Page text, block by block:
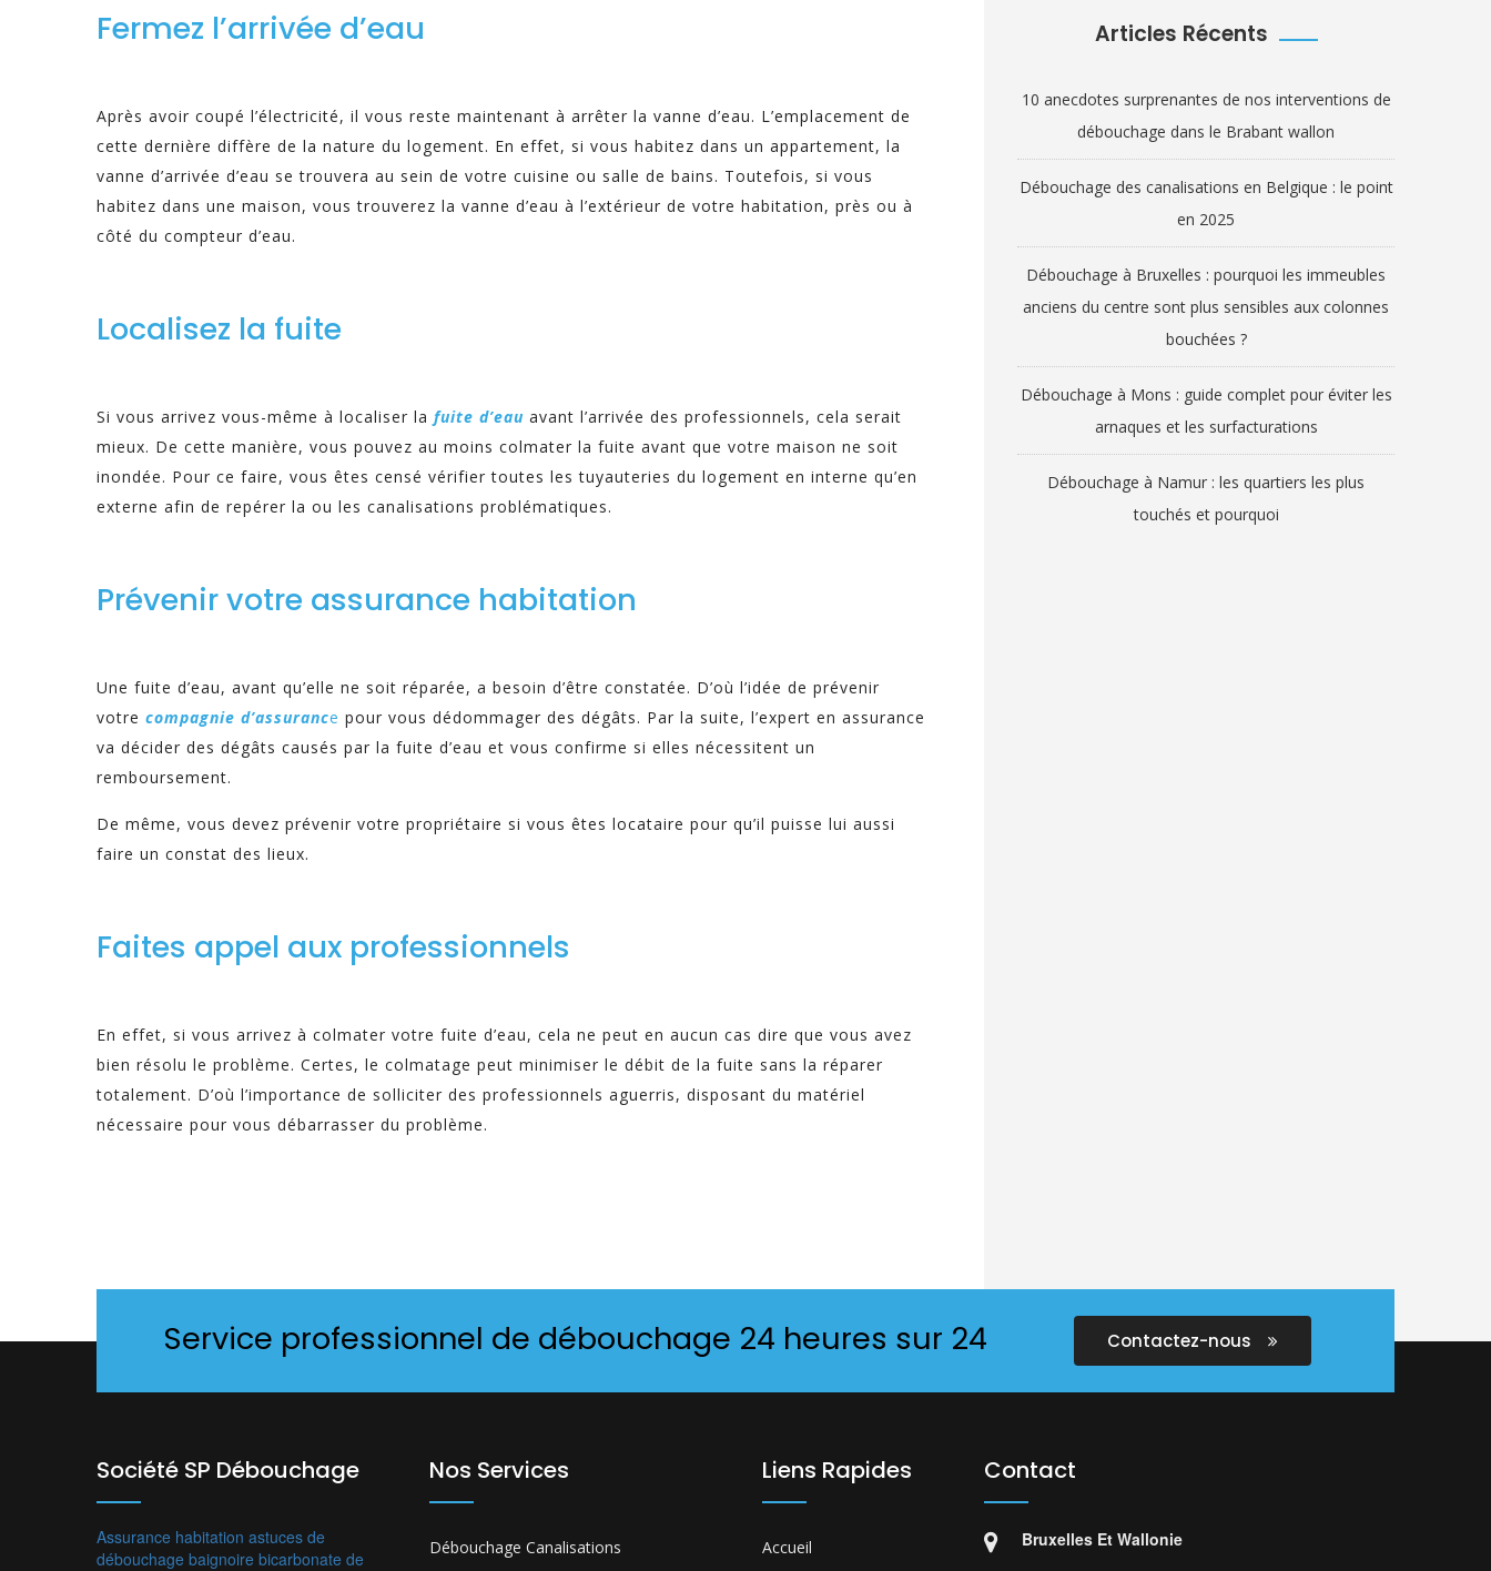
Fermez l’arrivée d’eau
Après avoir coupé l’électricité, il vous reste maintenant à arrêter la vanne d’eau. L’emplacement de
cette dernière diffère de la nature du logement. En effet, si vous habitez dans un appartement, la
vanne d’arrivée d’eau se trouvera au sein de votre cuisine ou salle de bains. Toutefois, si vous
habitez dans une maison, vous trouverez la vanne d’eau à l’extérieur de votre habitation, près ou à
côté du compteur d’eau.
Localisez la fuite
Si vous arrivez vous-même à localiser la fuite d’eau avant l’arrivée des professionnels, cela serait
mieux. De cette manière, vous pouvez au moins colmater la fuite avant que votre maison ne soit
inondée. Pour ce faire, vous êtes censé vérifier toutes les tuyauteries du logement en interne qu’en
externe afin de repérer la ou les canalisations problématiques.
Prévenir votre assurance habitation
Une fuite d’eau, avant qu’elle ne soit réparée, a besoin d’être constatée. D’où l’idée de prévenir
votre compagnie d’assurance pour vous dédommager des dégâts. Par la suite, l’expert en assurance
va décider des dégâts causés par la fuite d’eau et vous confirme si elles nécessitent un
remboursement.
De même, vous devez prévenir votre propriétaire si vous êtes locataire pour qu’il puisse lui aussi
faire un constat des lieux.
Faites appel aux professionnels
En effet, si vous arrivez à colmater votre fuite d’eau, cela ne peut en aucun cas dire que vous avez
bien résolu le problème. Certes, le colmatage peut minimiser le débit de la fuite sans la réparer
totalement. D’où l’importance de solliciter des professionnels aguerris, disposant du matériel
nécessaire pour vous débarrasser du problème.
Articles Récents
10 anecdotes surprenantes de nos interventions de
débouchage dans le Brabant wallon
Débouchage des canalisations en Belgique : le point
en 2025
Débouchage à Bruxelles : pourquoi les immeubles
anciens du centre sont plus sensibles aux colonnes
bouchées ?
Débouchage à Mons : guide complet pour éviter les
arnaques et les surfacturations
Débouchage à Namur : les quartiers les plus
touchés et pourquoi
Service professionnel de débouchage 24 heures sur 24 Contactez-nous
Société SP Débouchage
Assurance habitation astuces de
débouchage baignoire bicarbonate de
Nos Services
Débouchage Canalisations
Liens Rapides
Accueil
Contact
Bruxelles Et Wallonie